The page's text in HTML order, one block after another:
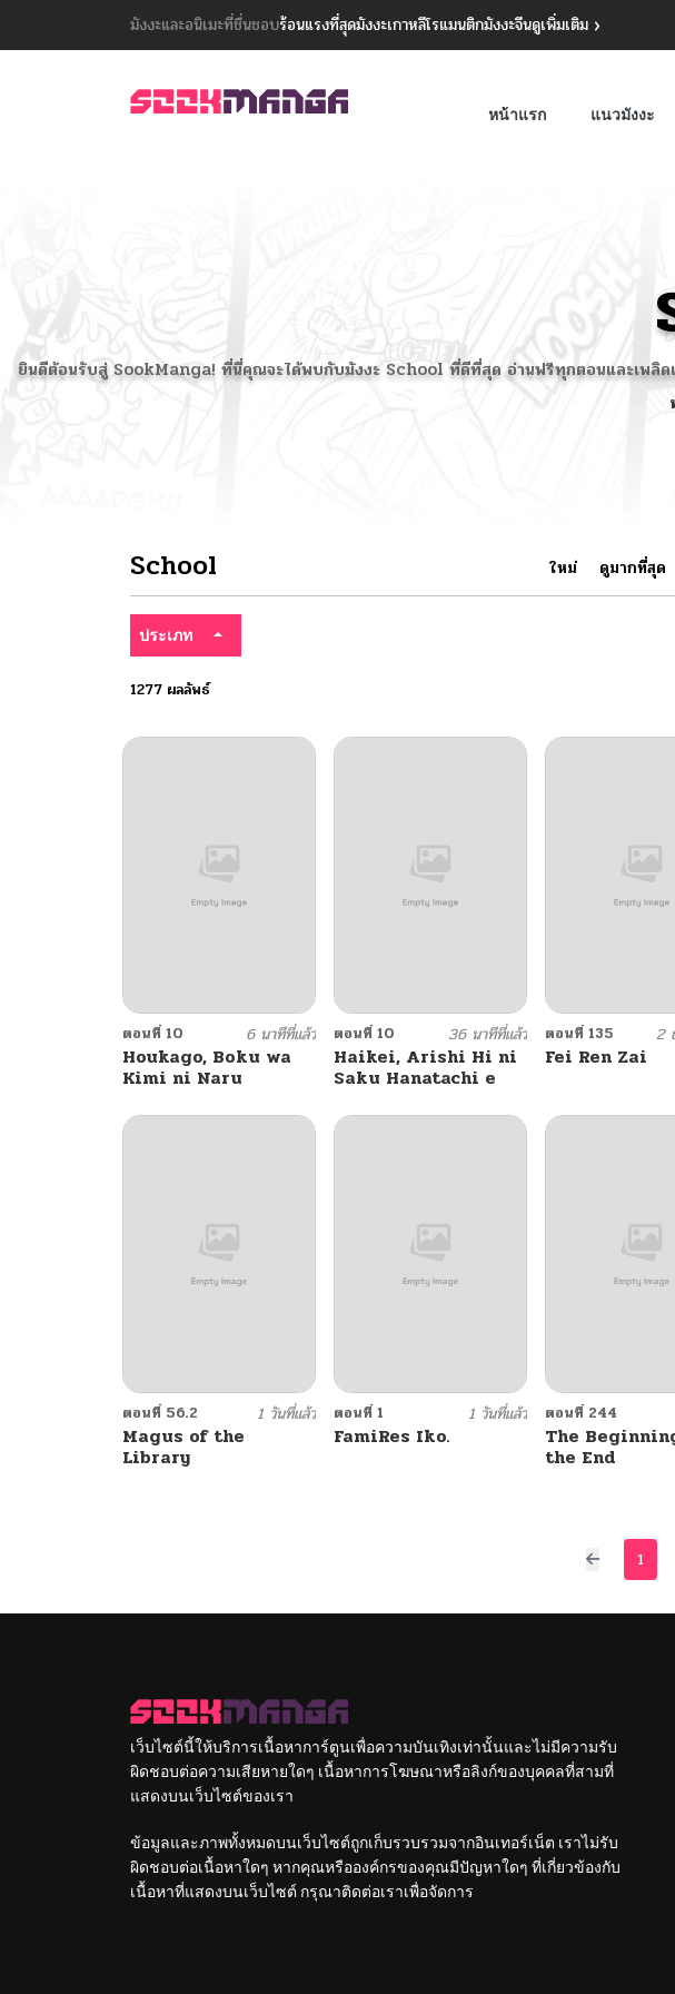
มังงะและอนิเมะที่ชื่นชอบร้อนแรงที่สุดมังงะเกาหลีโรแมนติกมังงะจีนดูเพิ่มเติม
หน้าแรก แนวมังงะ
ยินดีต้อนรับสู่ SookManga! ที่นี่คุณจะได้พบกับมังงะ School ที่ดีที่สุด อ่านฟรีทุกตอนและเพลิ
School ใหม่ ดูมากที่สุด
ประเภท
1277 ผลลัพธ์
ตอนที่ 10 6 นาทีที่แล้ว
Houkago, Boku wa
Kimi ni Naru
ตอนที่ 10 36 นาทีที่แล้ว
Haikei, Arishi Hi ni
Saku Hanatachi e
ตอนที่ 135 2
Fei Ren Zai
ตอนที่ 56.2 1 วันที่แล้ว
Magus of the
Library
ตอนที่ 1 1 วันที่แล้ว
FamiRes Iko.
ตอนที่ 244
The
the End
1
เว็บไซต์นี้ให้บริการเนื้อหาการ์ตูนเพื่อความบันเทิงเท่านั้นและไม่มีความรับ
ผิดชอบต่อความเสียหายใดๆ เนื้อหาการโฆษณาหรือลิงก์ของบุคคลที่สามที่
แสดงบนเว็บไซต์ของเรา
ข้อมูลและภาพทั้งหมดบนเว็บไซต์ถูกเก็บรวบรวมจากอินเทอร์เน็ต เราไม่รับ
ผิดชอบต่อเนื้อหาใดๆ หากคุณหรือองค์กรของคุณมีปัญหาใดๆ ที่เกี่ยวข้องกับ
เนื้อหาที่แสดงบนเว็บไซต์ กรุณาติดต่อเราเพื่อจัดการ